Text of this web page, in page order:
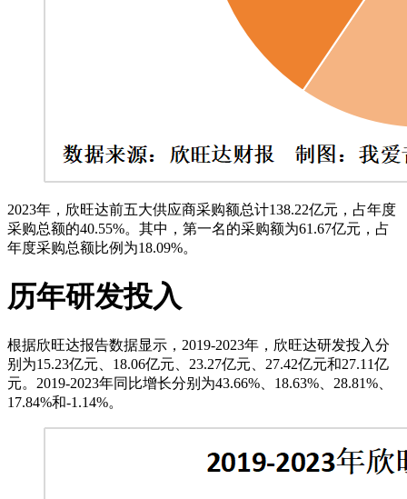
2023年，欣旺达前五大供应商采购额总计138.22亿元，占年度
采购总额的40.55%。其中，第一名的采购额为61.67亿元，占
年度采购总额比例为18.09%。
历年研发投入
根据欣旺达报告数据显示，2019-2023年，欣旺达研发投入分
别为15.23亿元、18.06亿元、23.27亿元、27.42亿元和27.11亿
元。2019-2023年同比增长分别为43.66%、18.63%、28.81%、
17.84%和-1.14%。